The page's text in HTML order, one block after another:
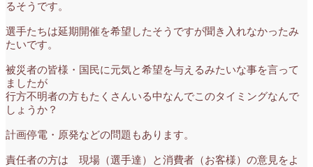
るそうです。
選手たちは延期開催を希望したそうですが聞き入れなかったみ
たいです。
被災者の皆様・国民に元気と希望を与えるみたいな事を言って
ましたが
行方不明者の方もたくさんいる中なんでこのタイミングなんで
しょうか？
計画停電・原発などの問題もあります。
責任者の方は 現場（選手達）と消費者（お客様）の意見をよ